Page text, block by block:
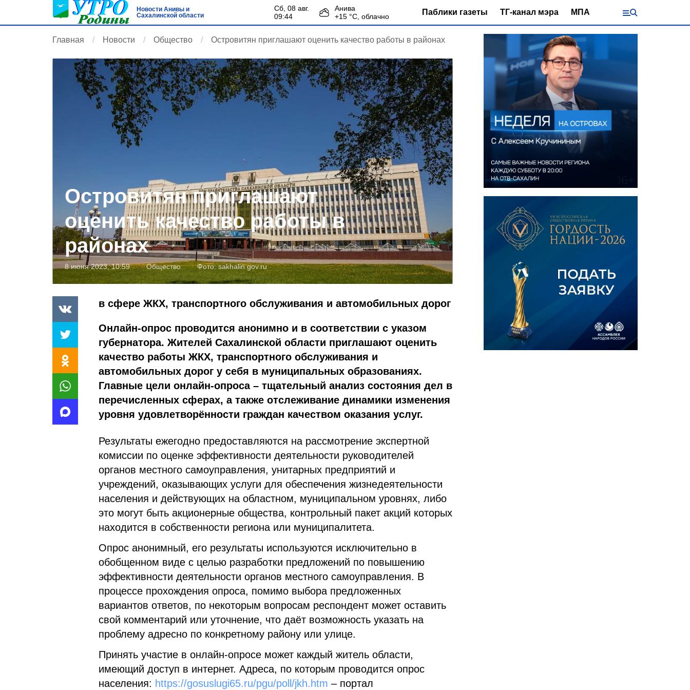
Новости Анивы и
Сахалинской области
сб, 08 авг.
09:44
Анива
+15 °С, облачно Паблики газеты ТГ-канал мэра МПА
Главная Новости Общество Островитян приглашают оценить качество работы в районах
Островитян приглашают
оценить качество работы в
районах
8 июня 2023, 10:59 Общество Фото:sakhalin.gov.ru
в сфере ЖКХ, транспортного обслуживания и автомобильных дорог
Онлайн-опрос проводится анонимно и в соответствии с указом
губернатора. Жителей Сахалинской области приглашают оценить
качество работы ЖКХ, транспортного обслуживания и
автомобильных дорог у себя в муниципальных образованиях.
Главные цели онлайн-опроса – тщательный анализ состояния дел в
перечисленных сферах, а также отслеживание динамики изменения
уровня удовлетворённости граждан качеством оказания услуг.
Результаты ежегодно предоставляются на рассмотрение экспертной
комиссии по оценке эффективности деятельности руководителей
органов местного самоуправления, унитарных предприятий и
учреждений, оказывающих услуги для обеспечения жизнедеятельности
населения и действующих на областном, муниципальном уровнях, либо
это могут быть акционерные общества, контрольный пакет акций которых
находится в собственности региона или муниципалитета.
Опрос анонимный, его результаты используются исключительно в
обобщенном виде с целью разработки предложений по повышению
эффективности деятельности органов местного самоуправления. В
процессе прохождения опроса, помимо выбора предложенных
вариантов ответов, по некоторым вопросам респондент может оставить
свой комментарий или уточнение, что даёт возможность указать на
проблему адресно по конкретному району или улице.
Принять участие в онлайн-опросе может каждый житель области,
имеющий доступ в интернет. Адреса, по которым проводится опрос
населения: https://gosuslugi65.ru/pgu/poll/jkh.htm – портал